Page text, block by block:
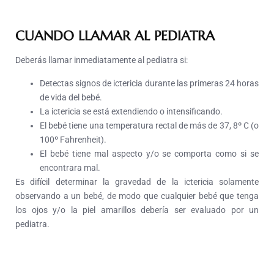
CUANDO LLAMAR AL PEDIATRA
Deberás llamar inmediatamente al pediatra si:
Detectas signos de ictericia durante las primeras 24 horas
de vida del bebé.
La ictericia se está extendiendo o intensificando.
El bebé tiene una temperatura rectal de más de 37, 8º C (o
100º Fahrenheit).
El bebé tiene mal aspecto y/o se comporta como si se
encontrara mal.
Es difícil determinar la gravedad de la ictericia solamente
observando a un bebé, de modo que cualquier bebé que tenga
los ojos y/o la piel amarillos debería ser evaluado por un
pediatra.